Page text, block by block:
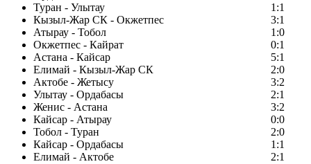
Туран - Улытау
1:1
Кызыл-Жар СК - Окжетпес
3:1
Атырау - Тобол
1:0
Окжетпес - Кайрат
0:1
Астана - Кайсар
5:1
Елимай - Кызыл-Жар СК
2:0
Актобе - Жетысу
3:2
Улытау - Ордабасы
2:1
Женис - Астана
3:2
Кайсар - Атырау
0:0
Тобол - Туран
2:0
Кайсар - Ордабасы
1:1
Елимай - Актобе
2:1